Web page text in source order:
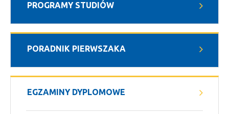
PROGRAMY STUDIÓW
PORADNIK PIERWSZAKA
EGZAMINY DYPLOMOWE